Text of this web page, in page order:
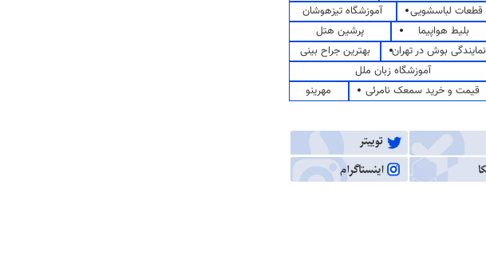
قطعات لباسشویی
آموزشگاه تیزهوشان
بلیط هواپیما
پرشین هتل
نمایندگی بوش در تهران
بهترین جراح بینی
آموزشگاه زبان ملل
قیمت و خرید سمعک نامرئی
مهرینو